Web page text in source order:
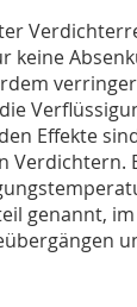
keine
Effekte
Verdichtern.
genannt,